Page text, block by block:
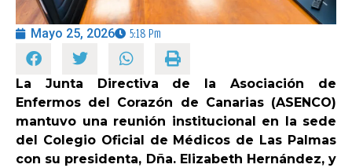
OPINIÓN
PROGRAMAS
Mayo 25, 2026 5:18 Pm
La Junta Directiva de la Asociación de
Enfermos del Corazón de Canarias (ASENCO)
mantuvo una reunión institucional en la sede
del Colegio Oficial de Médicos de Las Palmas
con su presidenta, Dña. Elizabeth Hernández, y